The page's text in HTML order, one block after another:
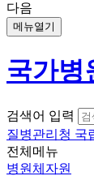
다음
메뉴열기
국가병
검색어 입력
질병관리청 국
전체메뉴
병원체자원